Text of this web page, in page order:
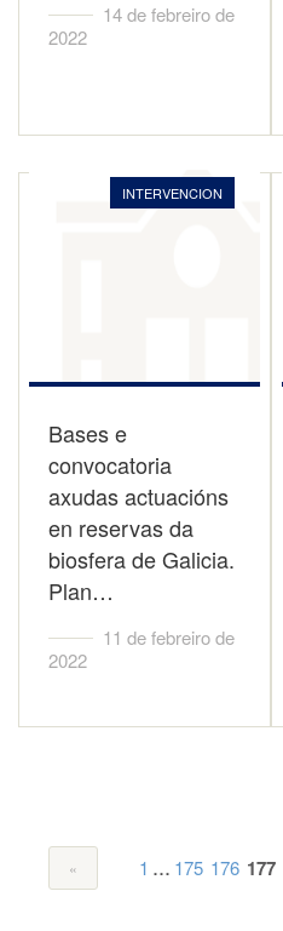
14 de febreiro de
2022
INTERVENCION
Bases e
convocatoria
axudas actuacións
en reservas da
biosfera de Galicia.
Plan…
11 de febreiro de
2022
1 ... 175 176 177